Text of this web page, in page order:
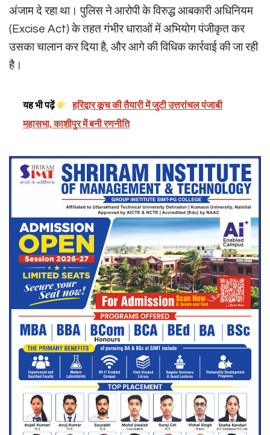
अंजाम दे रहा था। पुलिस ने आरोपी के विरुद्ध आबकारी अधिनियम
(Excise Act) के तहत गंभीर धाराओं में अभियोग पंजीकृत कर
उसका चालान कर दिया है, और आगे की विधिक कार्रवाई की जा रही
है।
यह भी पढ़ें
हरिद्वार कूच की तैयारी में जुटी उत्तरांचल पंजाबी
महासभा, काशीपुर में बनी रणनीति